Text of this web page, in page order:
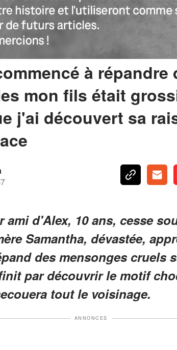
à répandre
mon fils était
j'ai découvert sa
ami d'Alex, 10 ans, cesse
Samantha, dévastée,
des mensonges cruels
par découvrir le motif
tout le voisinage.
ANNONCES